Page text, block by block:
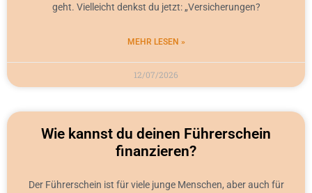
geht. Vielleicht denkst du jetzt: „Versicherungen?
MEHR LESEN »
12/07/2026
Wie kannst du deinen Führerschein
finanzieren?
Der Führerschein ist für viele junge Menschen, aber auch für